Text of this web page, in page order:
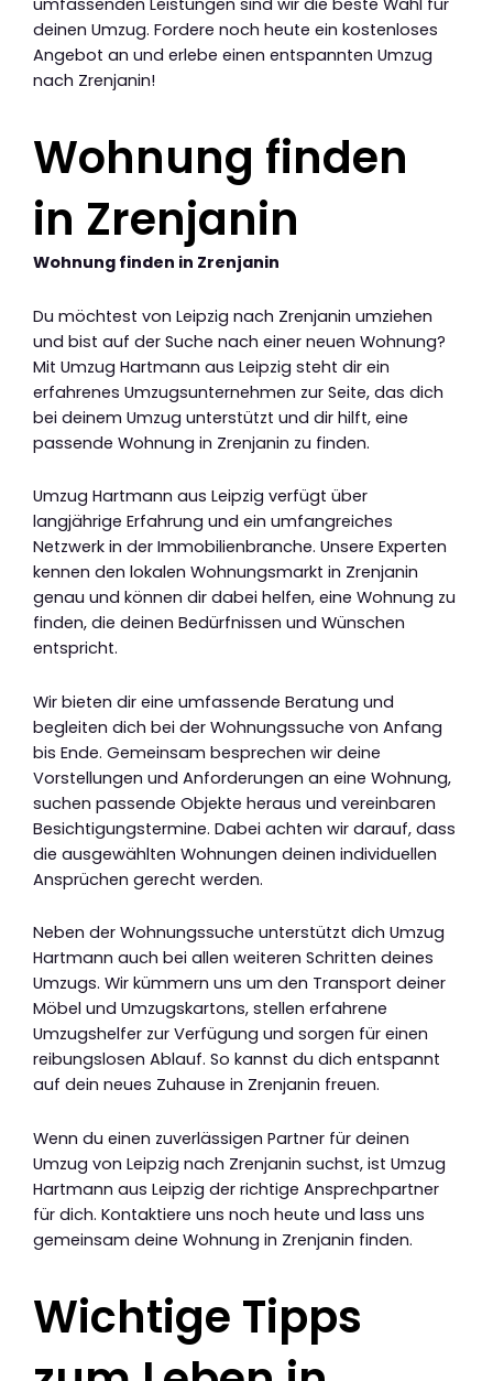
umfassenden Leistungen sind wir die beste Wahl für
deinen Umzug. Fordere noch heute ein kostenloses
Angebot an und erlebe einen entspannten Umzug
nach Zrenjanin!
Wohnung finden
in Zrenjanin
Wohnung finden in Zrenjanin
Du möchtest von Leipzig nach Zrenjanin umziehen
und bist auf der Suche nach einer neuen Wohnung?
Mit Umzug Hartmann aus Leipzig steht dir ein
erfahrenes Umzugsunternehmen zur Seite, das dich
bei deinem Umzug unterstützt und dir hilft, eine
passende Wohnung in Zrenjanin zu finden.
Umzug Hartmann aus Leipzig verfügt über
langjährige Erfahrung und ein umfangreiches
Netzwerk in der Immobilienbranche. Unsere Experten
kennen den lokalen Wohnungsmarkt in Zrenjanin
genau und können dir dabei helfen, eine Wohnung zu
finden, die deinen Bedürfnissen und Wünschen
entspricht.
Wir bieten dir eine umfassende Beratung und
begleiten dich bei der Wohnungssuche von Anfang
bis Ende. Gemeinsam besprechen wir deine
Vorstellungen und Anforderungen an eine Wohnung,
suchen passende Objekte heraus und vereinbaren
Besichtigungstermine. Dabei achten wir darauf, dass
die ausgewählten Wohnungen deinen individuellen
Ansprüchen gerecht werden.
Neben der Wohnungssuche unterstützt dich Umzug
Hartmann auch bei allen weiteren Schritten deines
Umzugs. Wir kümmern uns um den Transport deiner
Möbel und Umzugskartons, stellen erfahrene
Umzugshelfer zur Verfügung und sorgen für einen
reibungslosen Ablauf. So kannst du dich entspannt
auf dein neues Zuhause in Zrenjanin freuen.
Wenn du einen zuverlässigen Partner für deinen
Umzug von Leipzig nach Zrenjanin suchst, ist Umzug
Hartmann aus Leipzig der richtige Ansprechpartner
für dich. Kontaktiere uns noch heute und lass uns
gemeinsam deine Wohnung in Zrenjanin finden.
Wichtige Tipps